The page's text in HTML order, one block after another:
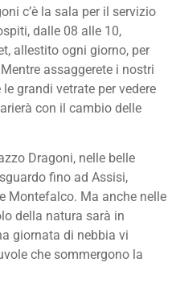
c’è la sala per il servizio
dalle 08 alle 10,
allestito ogni giorno, per
assaggerete i nostri
grandi vetrate per vedere
con il cambio delle
Dragoni, nelle belle
fino ad Assisi,
Montefalco. Ma anche nelle
della natura sarà in
giornata di nebbia vi
che sommergono la